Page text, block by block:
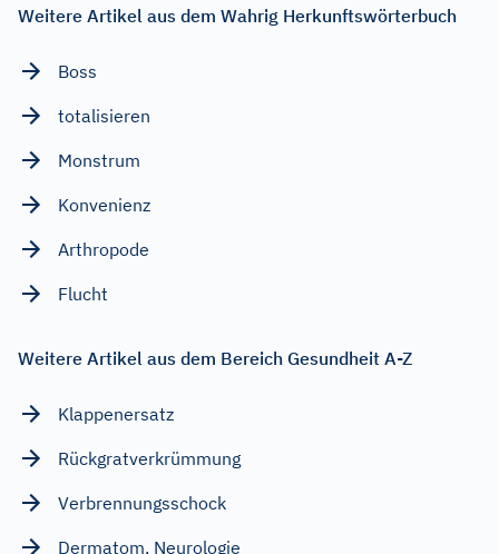
Weitere Artikel aus dem Wahrig Herkunftswörterbuch
Boss
totalisieren
Monstrum
Konvenienz
Arthropode
Flucht
Weitere Artikel aus dem Bereich Gesundheit A-Z
Klappenersatz
Rückgratverkrümmung
Verbrennungsschock
Dermatom, Neurologie